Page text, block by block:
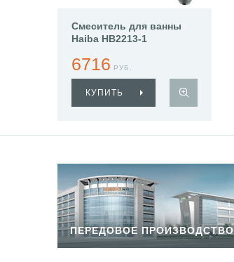
Смеситель для ванны
Haiba HB2213-1
6716 РУБ.
КУПИТЬ
ПЕРЕДОВОЕ ПРОИЗВОДСТВО